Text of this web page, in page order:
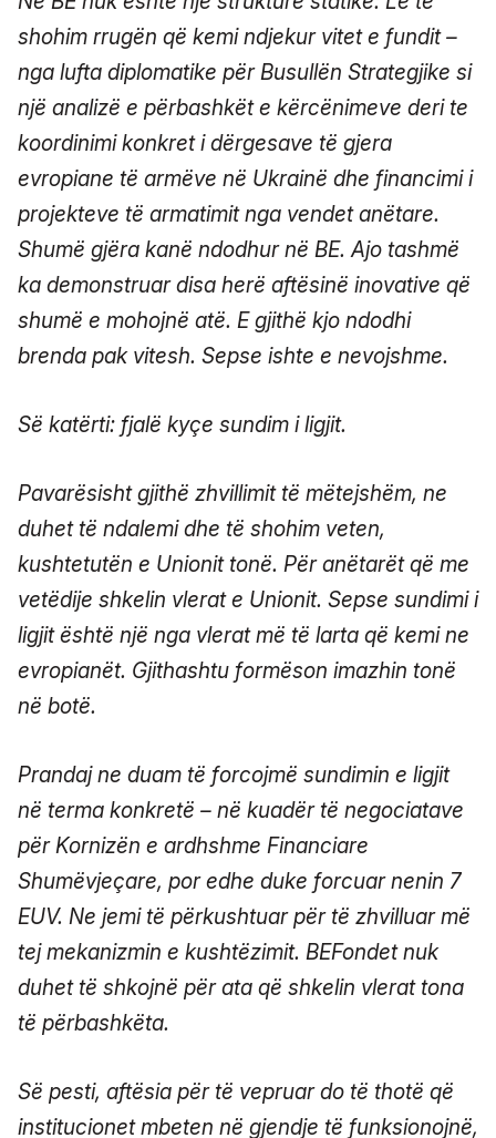
shohim rrugën që kemi ndjekur vitet e fundit –
nga lufta diplomatike për Busullën Strategjike si
një analizë e përbashkët e kërcënimeve deri te
koordinimi konkret i dërgesave të gjera
evropiane të armëve në Ukrainë dhe financimi i
projekteve të armatimit nga vendet anëtare.
Shumë gjëra kanë ndodhur në BE. Ajo tashmë
ka demonstruar disa herë aftësinë inovative që
shumë e mohojnë atë. E gjithë kjo ndodhi
brenda pak vitesh. Sepse ishte e nevojshme.
Së katërti: fjalë kyçe sundim i ligjit.
Pavarësisht gjithë zhvillimit të mëtejshëm, ne
duhet të ndalemi dhe të shohim veten,
kushtetutën e Unionit tonë. Për anëtarët që me
vetëdije shkelin vlerat e Unionit. Sepse sundimi i
ligjit është një nga vlerat më të larta që kemi ne
evropianët. Gjithashtu formëson imazhin tonë
në botë.
Prandaj ne duam të forcojmë sundimin e ligjit
në terma konkretë – në kuadër të negociatave
për Kornizën e ardhshme Financiare
Shumëvjeçare, por edhe duke forcuar nenin 7
EUV. Ne jemi të përkushtuar për të zhvilluar më
tej mekanizmin e kushtëzimit. BEFondet nuk
duhet të shkojnë për ata që shkelin vlerat tona
të përbashkëta.
Së pesti, aftësia për të vepruar do të thotë që
institucionet mbeten në gjendje të funksionojnë,